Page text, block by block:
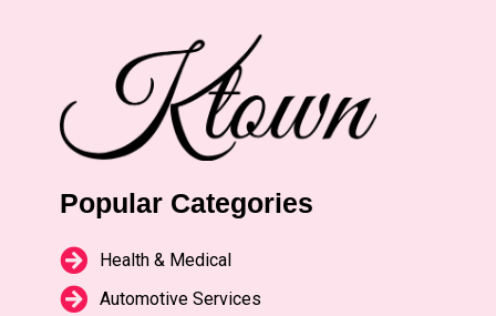
Popular Categories
Health & Medical
Automotive Services